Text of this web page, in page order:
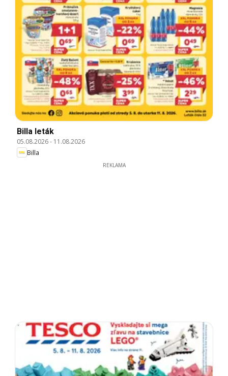
Billa leták
05.08.2026- 11.08.2026
Billa
REKLAMA